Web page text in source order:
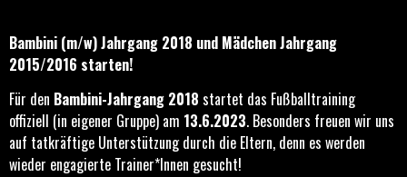
Bambini (m/w) Jahrgang 2018 und Mädchen Jahrgang
2015/2016 starten!
Für den Bambini-Jahrgang 2018 startet das Fußballtraining
offiziell (in eigener Gruppe) am 13.6.2023. Besonders freuen wir uns
auf tatkräftige Unterstützung durch die Eltern, denn es werden
wieder engagierte Trainer*Innen gesucht!